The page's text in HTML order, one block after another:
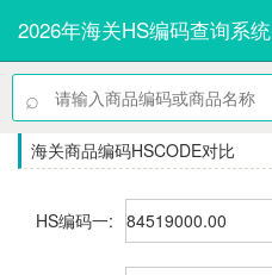
2026年海关HS编码查询系统
⌕
海关商品编码HSCODE对比
HS编码一: